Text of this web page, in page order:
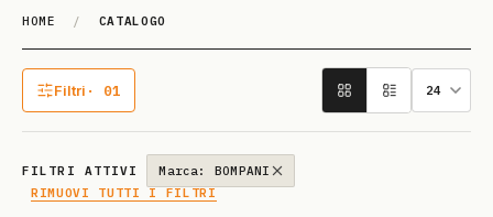
HOME / CATALOGO
Catalogo
Filtri · 01
1 filtro attivo
FILTRI ATTIVI
Marca: BOMPANI
RIMUOVI TUTTI I FILTRI